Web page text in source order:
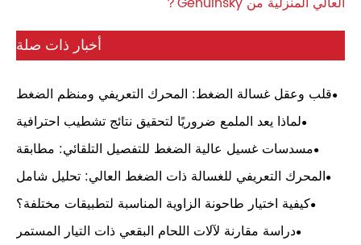
أخبار ذات صلة
قلب وعقل غسالة الضغط: المحرك التعريفي ومنظم الضغط
– دليل عملي
لماذا يعد الملمع ضروريًا لتحقيق نتائج تشطيب احترافية
للأسطح
مسدسات غسيل عالية الضغط للتفصيل التلقائي: مطابقة
الضغط، واختيار الفوهة، وموثوقية الاستخدام اليومي
المحرك التعريفي للغسالة ذات الضغط العالي: تحليل شامل
كيفية اختيار طاحونة الزاوية المناسبة لتطبيقات مختلفة؟
​دراسة مقارنة لآلات اللحام البقعي ذات التيار المستمر